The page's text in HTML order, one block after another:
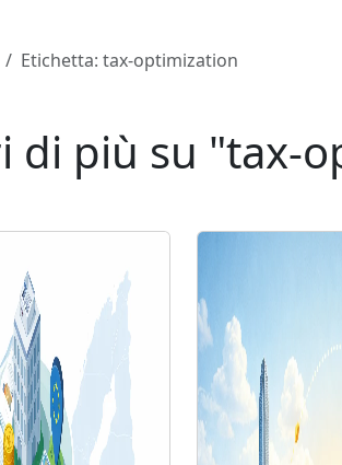
Etichetta: tax-optimization
di più su "tax-